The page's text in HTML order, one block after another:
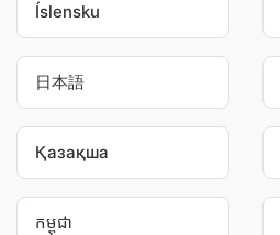
Íslensku
日本語
Қазақша
កម្ពុជា